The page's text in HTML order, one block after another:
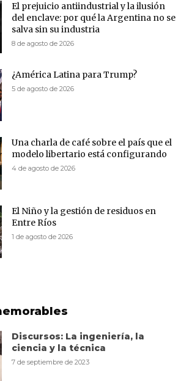
El prejuicio antiindustrial y la ilusión
del enclave: por qué la Argentina no se
salva sin su industria
8 de agosto de 2026
¿América Latina para Trump?
5 de agosto de 2026
Una charla de café sobre el país que el
modelo libertario está configurando
4 de agosto de 2026
El Niño y la gestión de residuos en
Entre Ríos
1 de agosto de 2026
Discursos: La ingeniería, la
ciencia y la técnica
7 de septiembre de 2023